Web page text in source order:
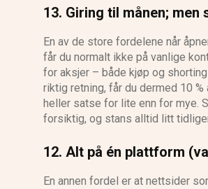
13. Giring til månen;
En av de store fordelene når
får du normalt ikke på vanlige
for aksjer – både kjøp og
riktig retning, får du dermed 10
heller satse for lite enn for mye.
forsiktig, og stans alltid litt
12. Alt på én plattform
En annen fordel er at nettsider